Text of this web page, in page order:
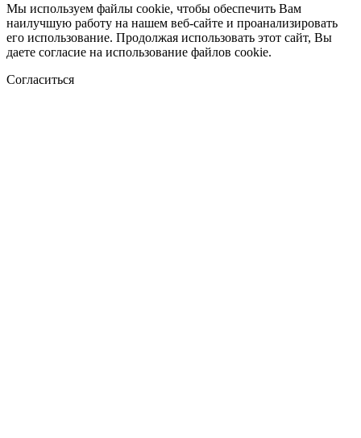
Мы используем файлы cookie, чтобы обеспечить Вам
наилучшую работу на нашем веб-сайте и проанализировать
его использование. Продолжая использовать этот сайт, Вы
даете согласие на использование файлов cookie.
Согласиться